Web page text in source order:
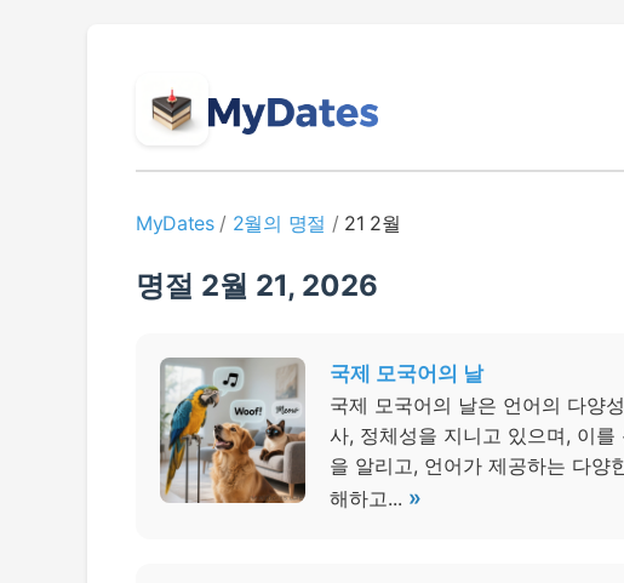
MyDates/ 2월의 명절 / 21 2월
명절 2월 21, 2026
국제 모국어의 날
국제 모국어의 날은 언어의 다양
사, 정체성을 지니고 있으며, 이
을 알리고, 언어가 제공하는 다양
해하고... »